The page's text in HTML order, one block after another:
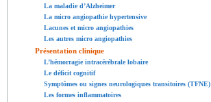
La maladie d’Alzheimer
La micro angiopathie hypertensive
Lacunes et micro angiopathies
Les autres micro angiopathies
Présentation clinique
L’hémorragie intracérébrale lobaire
Le déficit cognitif
Symptômes ou signes neurologiques transitoires (TFNE)
Les formes inflammatoires